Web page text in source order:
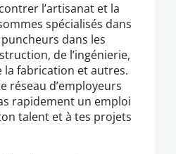
l’artisanat et la
spécialisés dans
dans les
de l’ingénierie,
la fabrication et autres.
réseau d’employeurs
rapidement un emploi
talent et à tes projets